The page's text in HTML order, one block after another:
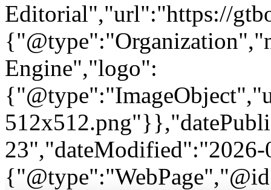
Editorial","url":"https://
Engine","logo":